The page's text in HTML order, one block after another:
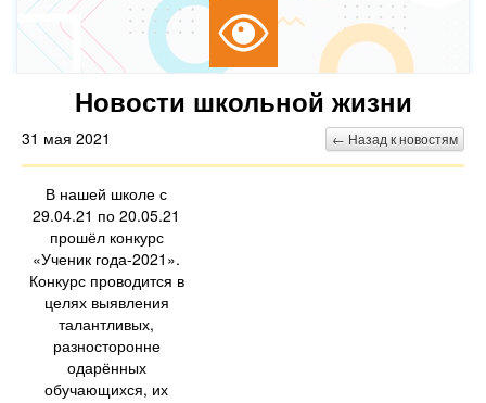
Новости школьной жизни
31 мая 2021 ← Назад к новостям
В нашей школе с
29.04.21 по 20.05.21
прошёл конкурс
«Ученик года-2021».
Конкурс проводится в
целях выявления
талантливых,
разносторонне
одарённых
обучающихся, их